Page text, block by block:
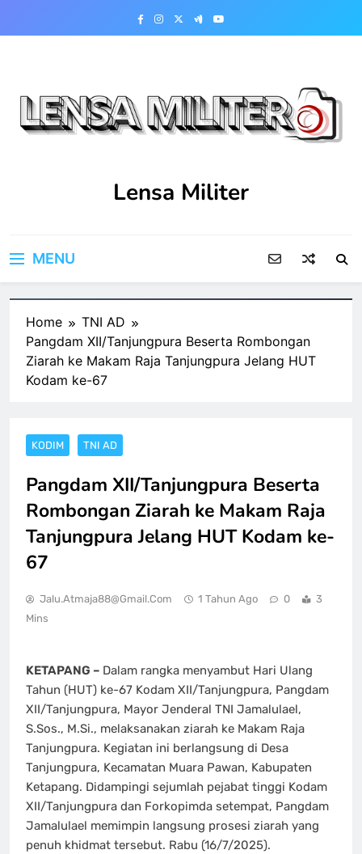
Lensa Militer
MENU
Home
TNI AD
Pangdam XII/Tanjungpura Beserta Rombongan
Ziarah ke Makam Raja Tanjungpura Jelang HUT
Kodam ke-67
KODIM TNI AD
Pangdam XII/Tanjungpura Beserta
Rombongan Ziarah ke Makam Raja
Tanjungpura Jelang HUT Kodam ke-
67
Jalu.atmaja88@gmail.com 1 Tahun Ago 0
3
Mins
KETAPANG – Dalam rangka menyambut Hari Ulang
Tahun (HUT) ke-67 Kodam XII/Tanjungpura, Pangdam
XII/Tanjungpura, Mayor Jenderal TNI Jamalulael,
S.Sos., M.Si., melaksanakan ziarah ke Makam Raja
Tanjungpura. Kegiatan ini berlangsung di Desa
Tanjungpura, Kecamatan Muara Pawan, Kabupaten
Ketapang. Didampingi sejumlah pejabat tinggi Kodam
XII/Tanjungpura dan Forkopimda setempat, Pangdam
Jamalulael memimpin langsung prosesi ziarah yang
penuh khidmat tersebut. Rabu (16/7/2025).